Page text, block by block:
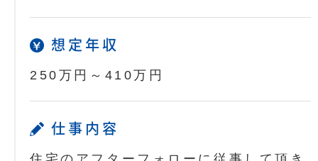
想定年収
250万円～410万円
仕事内容